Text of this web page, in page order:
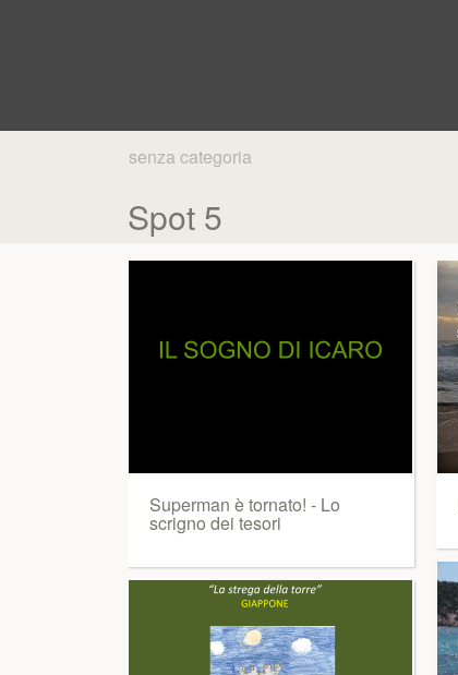
senza categoria
Spot 5
Superman è tornato! - Lo
scrigno dei tesori